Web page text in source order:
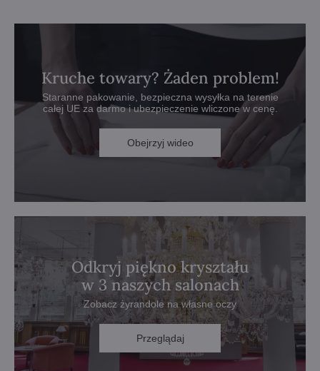
Kruche towary? Żaden problem!
Staranne pakowanie, bezpieczna wysyłka na terenie
całej UE za darmo i ubezpieczenie wliczone w cenę.
Obejrzyj wideo
Odkryj piękno kryształu
w 3 naszych salonach
Zobacz żyrandole na własne oczy
Przeglądaj